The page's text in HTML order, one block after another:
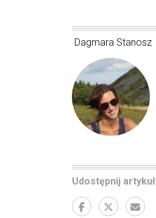
Dagmara Stanosz
Udostępnij artykuł